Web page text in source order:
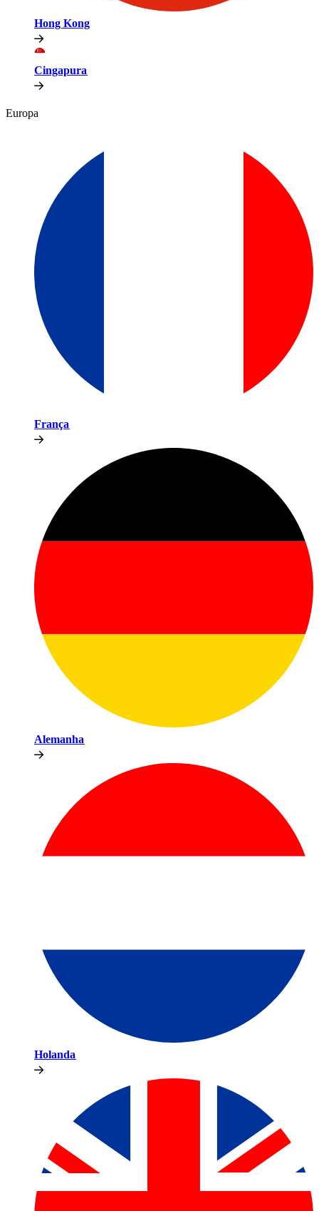
Hong Kong​​
Cingapura​​
Europa​​
França​​
Alemanha​​
Holanda​​